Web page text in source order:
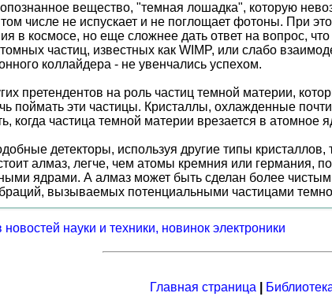
вещество, "темная лошадка", которую
числе не испускает и не поглощает фотоны. При
в космосе, но еще сложнее дать ответ на вопрос,
частиц, известных как WIMP, или слабо
коллайдера - не увенчались успехом.
претендентов на роль частиц темной материи,
поймать эти частицы. Кристаллы, охлажденные
когда частица темной материи врезается в атомное
детекторы, используя другие типы
алмаз, легче, чем атомы кремния или германия,
ядрами. А алмаз может быть сделан более
вызываемых потенциальными частицами
новостей науки и техники, новинок электроники
Главная страница